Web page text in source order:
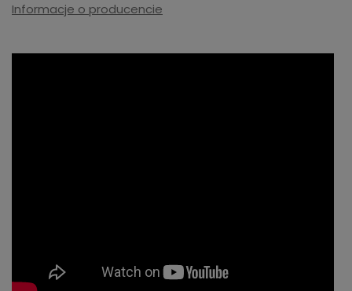
Informacje o producencie